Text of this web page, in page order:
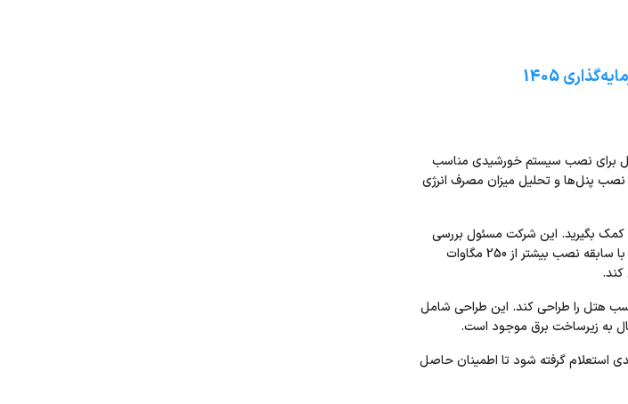
1405
برای نصب سیستم خورشیدی مناسب
پنل‌ها و تحلیل میزان مصرف انرژی
بگیرید. این شرکت مسئول بررسی
دقیق محل، طراحی سیستم، تأمین تجهیزات و اجرای نصب خواهد بود. شرکت نورسان انرژی با سابقه نصب بیشتر از 250 مگاوات
هتل را طراحی ‌کند. این طراحی شامل
به زیرساخت برق موجود است.
استعلام گرفته شود تا اطمینان حاصل